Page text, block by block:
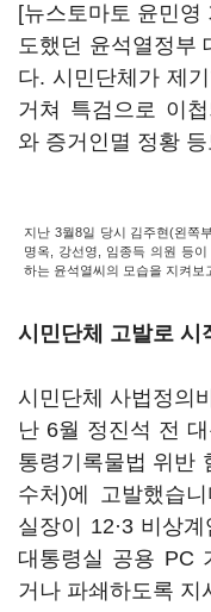
[뉴스토마토 윤민영
도했던 윤석열정부
다. 시민단체가 제
거쳐 특검으로 이
와 증거인멸 정황
지난 3월8일 당시 김주현(왼쪽
명옥, 강선영, 임종득 의원 등
하는 윤석열씨의 모습을 지켜보
시민단체 고발로 시
시민단체 사법정의
난 6월 정진석 전
통령기록물법 위반
수처)에 고발했습
실장이 12·3 비상
대통령실 공용 PC
거나 파쇄하도록 지